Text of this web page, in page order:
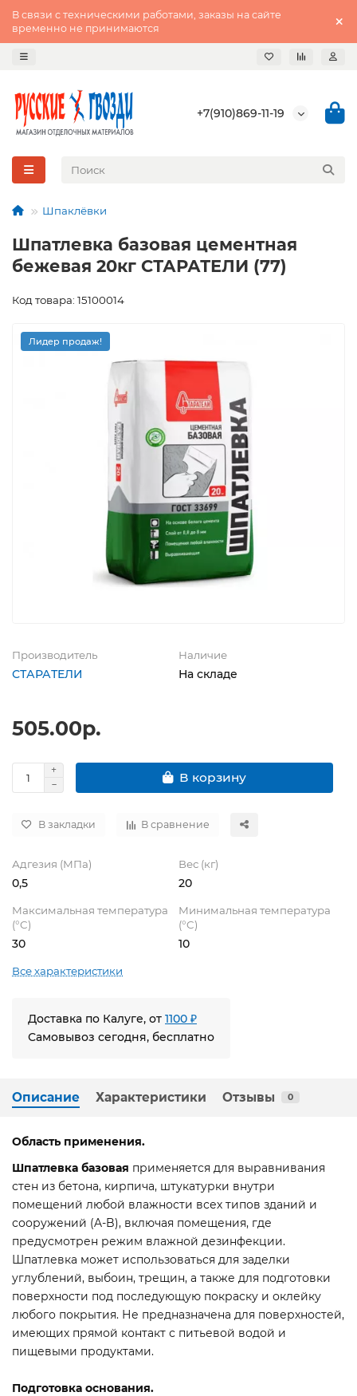
В связи с техническими работами, заказы на сайте
временно не принимаются
+7(910)869-11-19
Шпаклёвки
Шпатлевка базовая цементная
бежевая 20кг СТАРАТЕЛИ (77)
Код товара: 15100014
Лидер продаж!
Производитель
СТАРАТЕЛИ
Наличие
На складе
505.00р.
В корзину
В закладки В сравнение
Адгезия (МПа)
0,5
Вес (кг)
20
Максимальная температура
(°C)
30
Минимальная температура
(°C)
10
Все характеристики
Доставка по Калуге, от 1100 ₽
Самовывоз сегодня, бесплатно
Описание Характеристики Отзывы 0
Область применения.
Шпатлевка базовая применяется для выравнивания
стен из бетона, кирпича, штукатурки внутри
помещений любой влажности всех типов зданий и
сооружений (A-B), включая помещения, где
предусмотрен режим влажной дезинфекции.
Шпатлевка может использоваться для заделки
углублений, выбоин, трещин, а также для подготовки
поверхности под последующую покраску и оклейку
любого покрытия. Не предназначена для поверхностей,
имеющих прямой контакт с питьевой водой и
пищевыми продуктами.
Подготовка основания.